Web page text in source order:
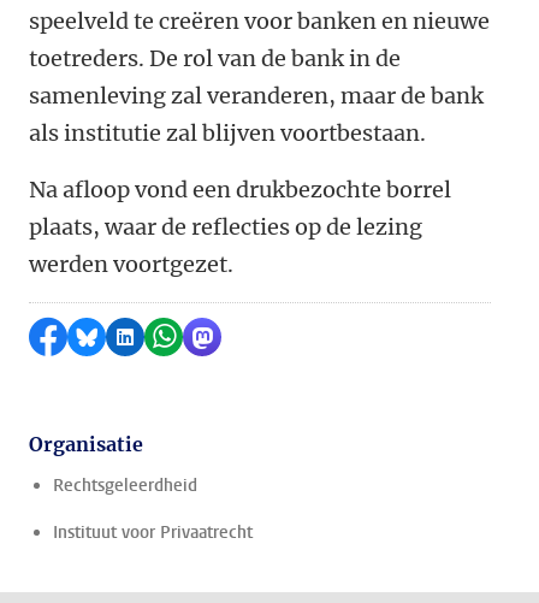
speelveld te creëren voor banken en nieuwe
toetreders. De rol van de bank in de
samenleving zal veranderen, maar de bank
als institutie zal blijven voortbestaan.
Na afloop vond een drukbezochte borrel
plaats, waar de reflecties op de lezing
werden voortgezet.
Delen op Facebook
Delen via Bluesky
Delen op LinkedIn
Delen via WhatsApp
Delen via Mastodon
Organisatie
Rechtsgeleerdheid
Instituut voor Privaatrecht